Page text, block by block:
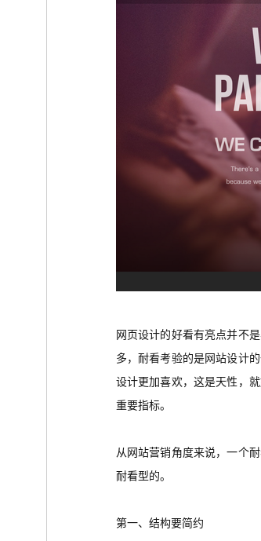
网页设计的好看有亮点并不
多，耐看考验的是网站设计
设计更加喜欢，这是天性，
重要指标。
从网站营销角度来说，一个
耐看型的。
第一、结构要简约